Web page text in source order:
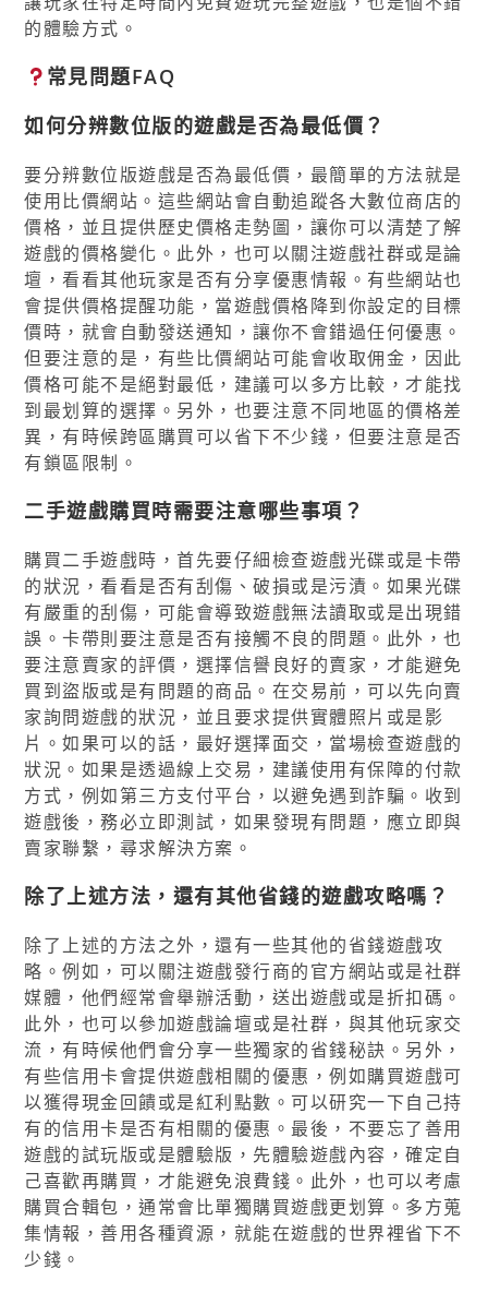
的體驗方式。
常見問題FAQ
如何分辨數位版的遊戲是否為最低價？
要分辨數位版遊戲是否為最低價，最簡單的方法就是
使用比價網站。這些網站會自動追蹤各大數位商店的
價格，並且提供歷史價格走勢圖，讓你可以清楚了解
遊戲的價格變化。此外，也可以關注遊戲社群或是論
壇，看看其他玩家是否有分享優惠情報。有些網站也
會提供價格提醒功能，當遊戲價格降到你設定的目標
價時，就會自動發送通知，讓你不會錯過任何優惠。
但要注意的是，有些比價網站可能會收取佣金，因此
價格可能不是絕對最低，建議可以多方比較，才能找
到最划算的選擇。另外，也要注意不同地區的價格差
異，有時候跨區購買可以省下不少錢，但要注意是否
有鎖區限制。
二手遊戲購買時需要注意哪些事項？
購買二手遊戲時，首先要仔細檢查遊戲光碟或是卡帶
的狀況，看看是否有刮傷、破損或是污漬。如果光碟
有嚴重的刮傷，可能會導致遊戲無法讀取或是出現錯
誤。卡帶則要注意是否有接觸不良的問題。此外，也
要注意賣家的評價，選擇信譽良好的賣家，才能避免
買到盜版或是有問題的商品。在交易前，可以先向賣
家詢問遊戲的狀況，並且要求提供實體照片或是影
片。如果可以的話，最好選擇面交，當場檢查遊戲的
狀況。如果是透過線上交易，建議使用有保障的付款
方式，例如第三方支付平台，以避免遇到詐騙。收到
遊戲後，務必立即測試，如果發現有問題，應立即與
賣家聯繫，尋求解決方案。
除了上述方法，還有其他省錢的遊戲攻略嗎？
除了上述的方法之外，還有一些其他的省錢遊戲攻
略。例如，可以關注遊戲發行商的官方網站或是社群
媒體，他們經常會舉辦活動，送出遊戲或是折扣碼。
此外，也可以參加遊戲論壇或是社群，與其他玩家交
流，有時候他們會分享一些獨家的省錢秘訣。另外，
有些信用卡會提供遊戲相關的優惠，例如購買遊戲可
以獲得現金回饋或是紅利點數。可以研究一下自己持
有的信用卡是否有相關的優惠。最後，不要忘了善用
遊戲的試玩版或是體驗版，先體驗遊戲內容，確定自
己喜歡再購買，才能避免浪費錢。此外，也可以考慮
購買合輯包，通常會比單獨購買遊戲更划算。多方蒐
集情報，善用各種資源，就能在遊戲的世界裡省下不
少錢。